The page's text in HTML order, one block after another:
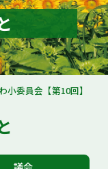
小委員会【第10回】